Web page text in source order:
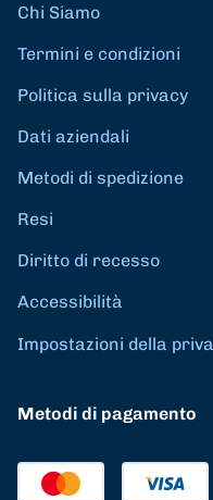
Chi Siamo
Termini e condizioni
Politica sulla privacy
Dati aziendali
Metodi di spedizione
Resi
Diritto di recesso
Accessibilità
Impostazioni della
Metodi di pagamento